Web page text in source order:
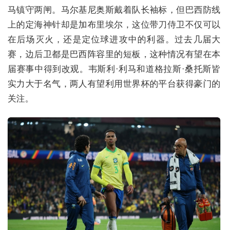
马镇守两闸。马尔基尼奥斯戴着队长袖标，但巴西防线
上的定海神针却是加布里埃尔，这位带刀侍卫不仅可以
在后场灭火，还是定位球进攻中的利器。过去几届大
赛，边后卫都是巴西阵容里的短板，这种情况有望在本
届赛事中得到改观。韦斯利·利马和道格拉斯·桑托斯皆
实力大于名气，两人有望利用世界杯的平台获得豪门的
关注。